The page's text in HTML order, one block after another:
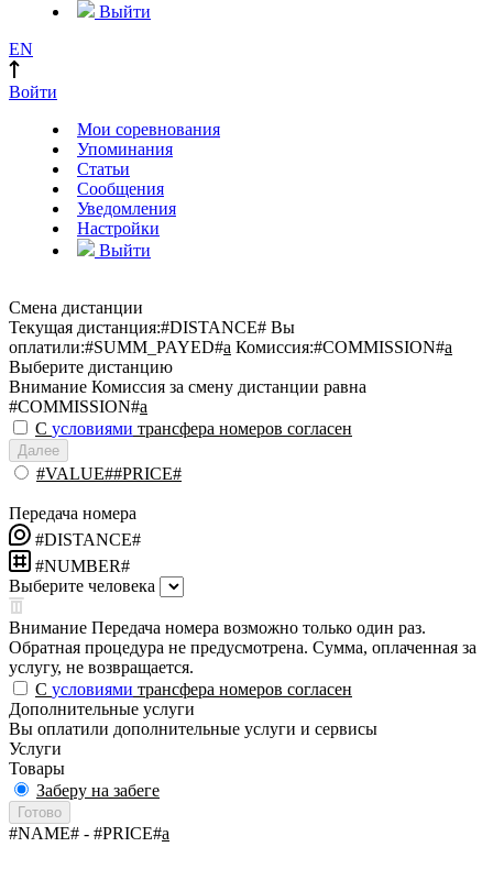
Выйти
EN
Войти
Мои соревнования
Упоминания
Статьи
Сообщения
Уведомления
Настройки
Выйти
Смена дистанции
Текущая дистанция:#DISTANCE# Вы
оплатили:#SUMM_PAYED#a Комиссия:#COMMISSION#a
Выберите дистанцию
Внимание Комиссия за смену дистанции равна
#COMMISSION#a
С условиями трансфера номеров согласен
Далее
#VALUE##PRICE#
Передача номера
#DISTANCE#
#NUMBER#
Выберите человека
Внимание Передача номера возможно только один раз.
Обратная процедура не предусмотрена. Сумма, оплаченная за
услугу, не возвращается.
С условиями трансфера номеров согласен
Дополнительные услуги
Вы оплатили дополнительные услуги и сервисы
Услуги
Товары
Заберу на забеге
Готово
#NAME# - #PRICE#a